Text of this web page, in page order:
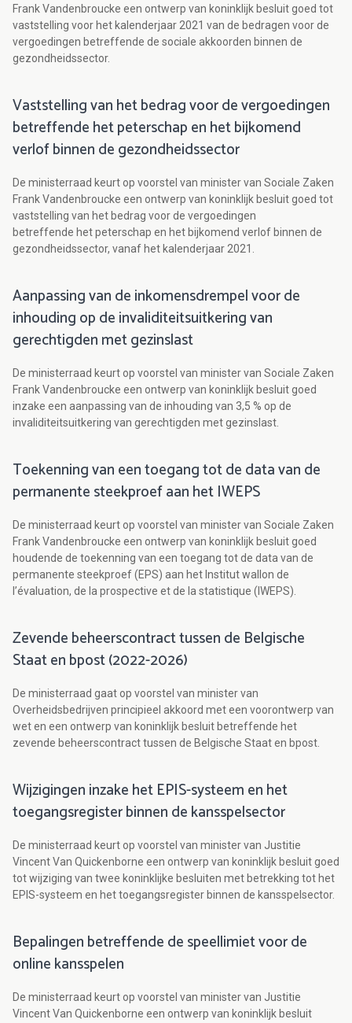
Frank Vandenbroucke een ontwerp van koninklijk besluit goed tot
vaststelling voor het kalenderjaar 2021 van de bedragen voor de
vergoedingen betreffende de sociale akkoorden binnen de
gezondheidssector.
Vaststelling van het bedrag voor de vergoedingen
betreffende het peterschap en het bijkomend
verlof binnen de gezondheidssector
De ministerraad keurt op voorstel van minister van Sociale Zaken
Frank Vandenbroucke een ontwerp van koninklijk besluit goed tot
vaststelling van het bedrag voor de vergoedingen
betreffende het peterschap en het bijkomend verlof binnen de
gezondheidssector, vanaf het kalenderjaar 2021.
Aanpassing van de inkomensdrempel voor de
inhouding op de invaliditeitsuitkering van
gerechtigden met gezinslast
De ministerraad keurt op voorstel van minister van Sociale Zaken
Frank Vandenbroucke een ontwerp van koninklijk besluit goed
inzake een aanpassing van de inhouding van 3,5 % op de
invaliditeitsuitkering van gerechtigden met gezinslast.
Toekenning van een toegang tot de data van de
permanente steekproef aan het IWEPS
De ministerraad keurt op voorstel van minister van Sociale Zaken
Frank Vandenbroucke een ontwerp van koninklijk besluit goed
houdende de toekenning van een toegang tot de data van de
permanente steekproef (EPS) aan het Institut wallon de
l’évaluation, de la prospective et de la statistique (IWEPS).
Zevende beheerscontract tussen de Belgische
Staat en bpost (2022-2026)
De ministerraad gaat op voorstel van minister van
Overheidsbedrijven principieel akkoord met een voorontwerp van
wet en een ontwerp van koninklijk besluit betreffende het
zevende beheerscontract tussen de Belgische Staat en bpost.
Wijzigingen inzake het EPIS-systeem en het
toegangsregister binnen de kansspelsector
De ministerraad keurt op voorstel van minister van Justitie
Vincent Van Quickenborne een ontwerp van koninklijk besluit goed
tot wijziging van twee koninklijke besluiten met betrekking tot het
EPIS-systeem en het toegangsregister binnen de kansspelsector.
Bepalingen betreffende de speellimiet voor de
online kansspelen
De ministerraad keurt op voorstel van minister van Justitie
Vincent Van Quickenborne een ontwerp van koninklijk besluit